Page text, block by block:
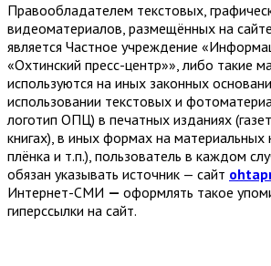
Правообладателем текстовых,
видеоматериалов, размещённых на сайте
является Частное учреждение
«Охтинский пресс-центр»», либо такие
используются на иных законных
использовании текстовых и
логотип ОПЦ) в печатных изданиях
книгах), в иных формах на материальных
плёнка и т.п.), пользователь в каждом
обязан указывать источник — сайт
Интернет-СМИ — оформлять такое
гиперссылки на сайт.